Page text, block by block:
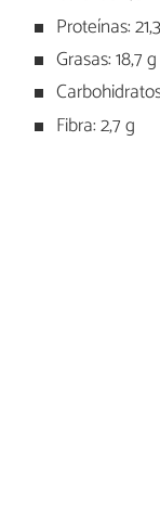
Proteínas:
Grasas: 18,7 g
Fibra: 2,7 g